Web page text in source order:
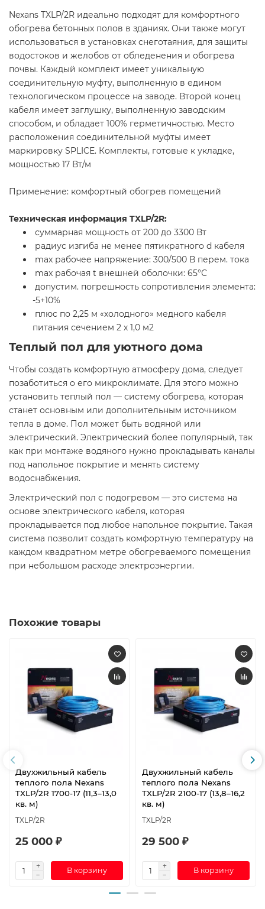
Nexans TXLP/2R идеально подходят для комфортного
обогрева бетонных полов в зданиях. Они также могут
использоваться в установках снеготаяния, для защиты
водостоков и желобов от обледенения и обогрева
почвы. Каждый комплект имеет уникальную
соединительную муфту, выполненную в едином
технологическом процессе на заводе. Второй конец
кабеля имеет заглушку, выполненную заводским
способом, и обладает 100% герметичностью. Место
расположения соединительной муфты имеет
маркировку SPLICE. Комплекты, готовые к укладке,
мощностью 17 Вт/м
Применение: комфортный обогрев помещений
Техническая информация TXLP/2R:
суммарная мощность от 200 до 3300 Вт
радиус изгиба не менее пятикратного d кабеля
max рабочее напряжение: 300/500 В перем. тока
max рабочая t внешней оболочки: 65°С
допустим. погрешность сопротивления элемента:
-5+10%
плюс по 2,25 м «холодного» медного кабеля
питания сечением 2 х 1,0 м2
Теплый пол для уютного дома
Чтобы создать комфортную атмосферу дома, следует
позаботиться о его микроклимате. Для этого можно
установить теплый пол — систему обогрева, которая
станет основным или дополнительным источником
тепла в доме. Пол может быть водяной или
электрический. Электрический более популярный, так
как при монтаже водяного нужно прокладывать каналы
под напольное покрытие и менять систему
водоснабжения.
Электрический пол с подогревом — это система на
основе электрического кабеля, которая
прокладывается под любое напольное покрытие. Такая
система позволит создать комфортную температуру на
каждом квадратном метре обогреваемого помещения
при небольшом расходе электроэнергии.
Похожие товары
Двухжильный кабель
теплого пола Nexans
TXLP/2R 1700-17 (11,3–13,0
кв. м)
TXLP/2R
25 000 ₽
В корзину
Двухжильный кабель
теплого пола Nexans
TXLP/2R 2100-17 (13,8–16,2
кв. м)
TXLP/2R
29 500 ₽
В корзину